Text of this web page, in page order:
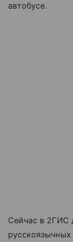
автобусе.
Сейчас в 2ГИС